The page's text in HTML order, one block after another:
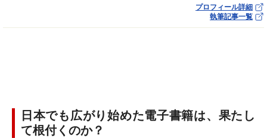
プロフィール詳細
執筆記事一覧
日本でも広がり始めた電子書籍は、果たし
て根付くのか？